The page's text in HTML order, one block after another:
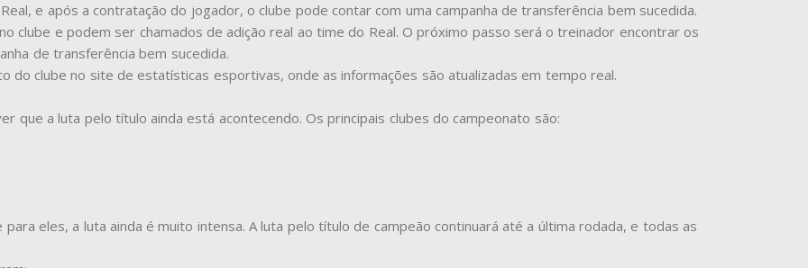
e após a contratação do jogador, o clube pode contar com uma campanha de transferência bem sucedida.
clube e podem ser chamados de adição real ao time do Real. O próximo passo será o treinador encontrar os
de transferência bem sucedida.
do clube no site de estatísticas esportivas, onde as informações são atualizadas em tempo real.
que a luta pelo título ainda está acontecendo. Os principais clubes do campeonato são:
eles, a luta ainda é muito intensa. A luta pelo título de campeão continuará até a última rodada, e todas as